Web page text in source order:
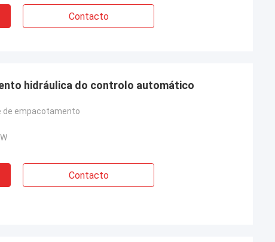
Contacto
hidráulica do controlo automático
de empacotamento
Contacto